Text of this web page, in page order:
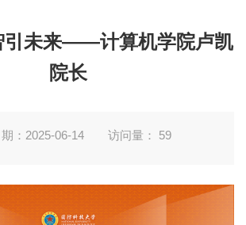
引未来——计算机学院卢凯
院长
：2025-06-14 访问量： 59